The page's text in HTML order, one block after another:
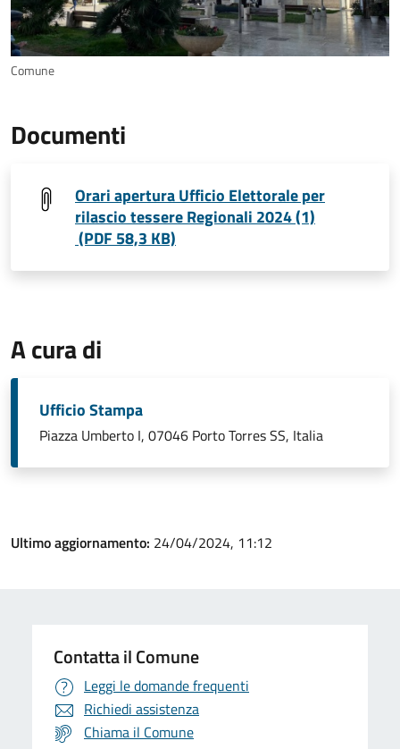
Comune
Documenti
Orari apertura Ufficio Elettorale per
rilascio tessere Regionali 2024 (1)
(PDF 58,3 KB)
A cura di
Ufficio Stampa
Piazza Umberto I, 07046 Porto Torres SS, Italia
Ultimo aggiornamento: 24/04/2024, 11:12
Contatta il Comune
Leggi le domande frequenti
Richiedi assistenza
Chiama il Comune